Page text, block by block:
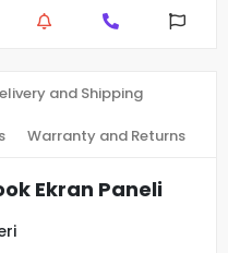
and Shipping
Warranty and Returns
Ekran Paneli